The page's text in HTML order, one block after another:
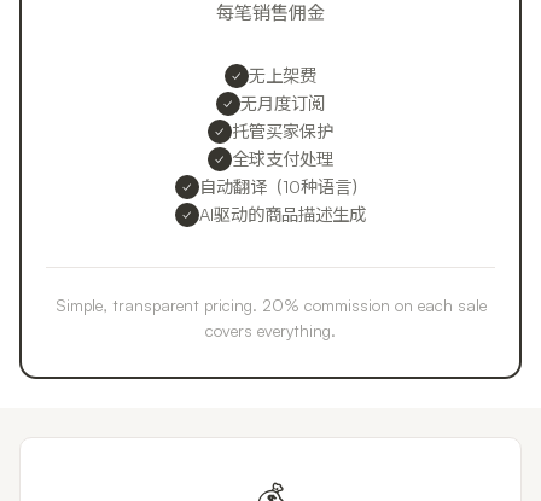
每笔销售佣金
✓ 无上架费
✓ 无月度订阅
✓ 托管买家保护
✓ 全球支付处理
✓ 自动翻译（10种语言）
✓ AI驱动的商品描述生成
Simple, transparent pricing. 20% commission on each sale
covers everything.